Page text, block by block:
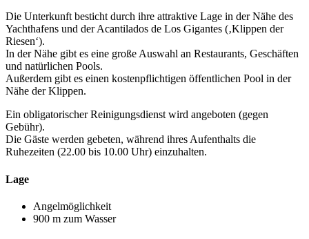
Die Unterkunft besticht durch ihre attraktive Lage in der Nähe des
Yachthafens und der Acantilados de Los Gigantes (‚Klippen der
Riesen‘).
In der Nähe gibt es eine große Auswahl an Restaurants, Geschäften
und natürlichen Pools.
Außerdem gibt es einen kostenpflichtigen öffentlichen Pool in der
Nähe der Klippen.
Ein obligatorischer Reinigungsdienst wird angeboten (gegen
Gebühr).
Die Gäste werden gebeten, während ihres Aufenthalts die
Ruhezeiten (22.00 bis 10.00 Uhr) einzuhalten.
Lage
Angelmöglichkeit
900 m zum Wasser